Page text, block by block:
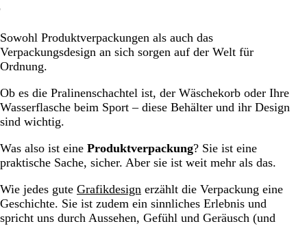
Sowohl Produktverpackungen als auch das
Verpackungsdesign an sich sorgen auf der Welt für
Ordnung.
Ob es die Pralinenschachtel ist, der Wäschekorb oder Ihre
Wasserflasche beim Sport – diese Behälter und ihr Design
sind wichtig.
Was also ist eine Produktverpackung? Sie ist eine
praktische Sache, sicher. Aber sie ist weit mehr als das.
Wie jedes gute Grafikdesign erzählt die Verpackung eine
Geschichte. Sie ist zudem ein sinnliches Erlebnis und
spricht uns durch Aussehen, Gefühl und Geräusch (und
beginnen
Das Designen der Produktverpackung in 7 Schritten
Glossar